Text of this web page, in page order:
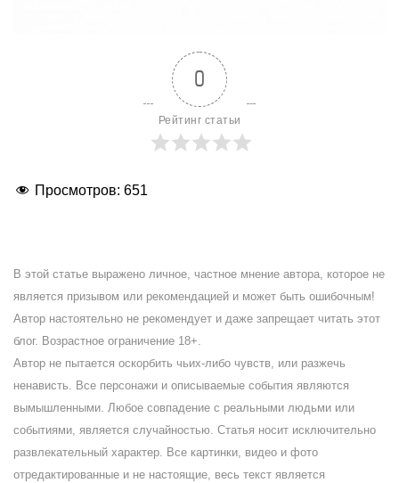
0
Рейтинг статьи
Просмотров: 651
В этой статье выражено личное, частное мнение автора, которое не
является призывом или рекомендацией и может быть ошибочным!
Автор настоятельно не рекомендует и даже запрещает читать этот
блог. Возрастное ограничение 18+.
Автор не пытается оскорбить чьих-либо чувств, или разжечь
ненависть. Все персонажи и описываемые события являются
вымышленными. Любое совпадение с реальными людьми или
событиями, является случайностью. Статья носит исключительно
развлекательный характер. Все картинки, видео и фото
отредактированные и не настоящие, весь текст является